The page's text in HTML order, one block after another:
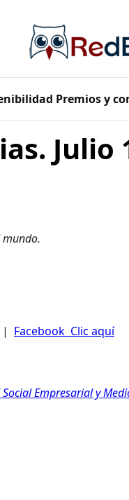
Premios y
Julio
mundo.
Facebook Clic aquí
Empresarial y